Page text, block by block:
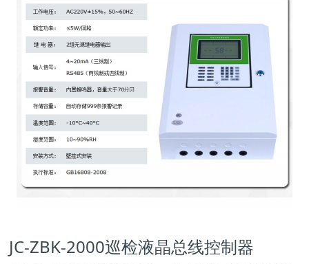
JC-ZBK-2000巡检液晶总线控制器